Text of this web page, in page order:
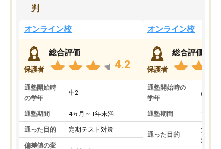
判
オンライン校
保護者
総合評価
4.2
通塾開始時
の学年
中2
通塾期間 4ヵ月～1年未満
通った目的 定期テスト対策
偏差値の変
オンライン校
保護者
総合評価
通塾開始時の
学年
高3
通塾期間 1～3
通った目的
大学
対策